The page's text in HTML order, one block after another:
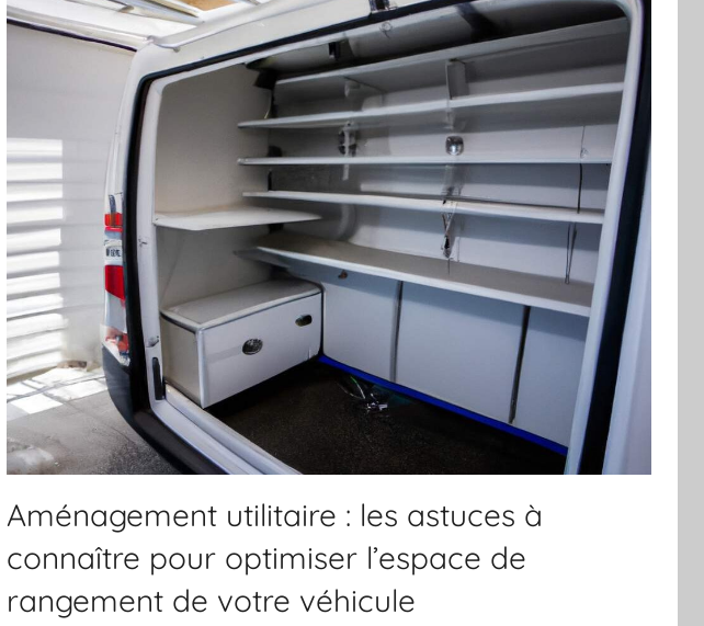
Aménagement utilitaire : les astuces à
connaître pour optimiser l’espace de
rangement de votre véhicule